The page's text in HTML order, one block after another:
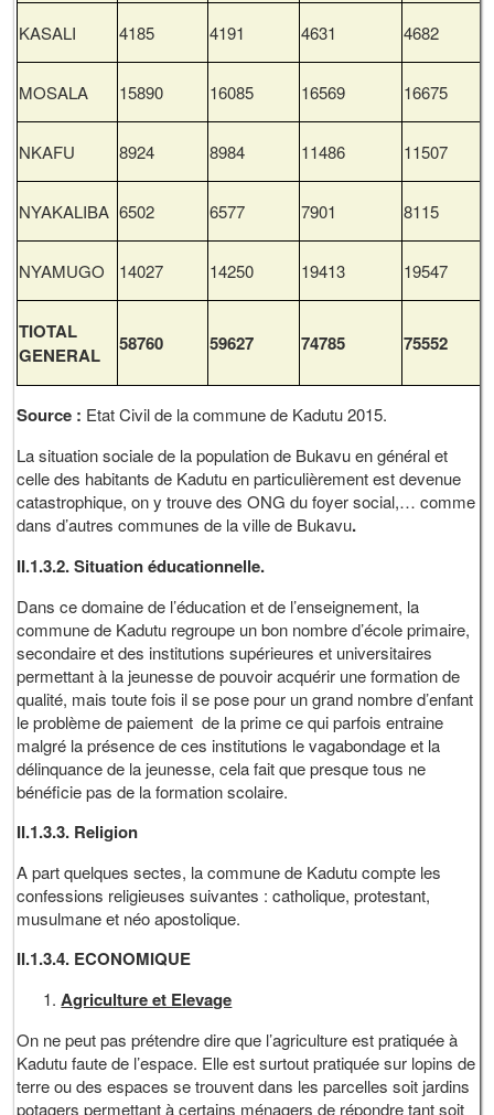
KASALI 4185 4191 4631 4682
MOSALA 15890 16085 16569 16675
NKAFU 8924 8984 11486 11507
NYAKALIBA 6502 6577 7901 8115
NYAMUGO 14027 14250 19413 19547
TIOTAL
GENERAL
58760 59627 74785 75552
Source : Etat Civil de la commune de Kadutu 2015.
La situation sociale de la population de Bukavu en général et
celle des habitants de Kadutu en particulièrement est devenue
catastrophique, on y trouve des ONG du foyer social,… comme
dans d’autres communes de la ville de Bukavu.
II.1.3.2. Situation éducationnelle.
Dans ce domaine de l’éducation et de l’enseignement, la
commune de Kadutu regroupe un bon nombre d’école primaire,
secondaire et des institutions supérieures et universitaires
permettant à la jeunesse de pouvoir acquérir une formation de
qualité, mais toute fois il se pose pour un grand nombre d’enfant
le problème de paiement de la prime ce qui parfois entraine
malgré la présence de ces institutions le vagabondage et la
délinquance de la jeunesse, cela fait que presque tous ne
bénéficie pas de la formation scolaire.
II.1.3.3. Religion
A part quelques sectes, la commune de Kadutu compte les
confessions religieuses suivantes : catholique, protestant,
musulmane et néo apostolique.
II.1.3.4. ECONOMIQUE
Agriculture et Elevage
On ne peut pas prétendre dire que l’agriculture est pratiquée à
Kadutu faute de l’espace. Elle est surtout pratiquée sur lopins de
terre ou des espaces se trouvent dans les parcelles soit jardins
potagers permettant à certains ménagers de répondre tant soit